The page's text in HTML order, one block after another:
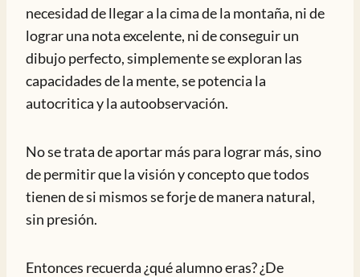
necesidad de llegar a la cima de la montaña, ni de
lograr una nota excelente, ni de conseguir un
dibujo perfecto, simplemente se exploran las
capacidades de la mente, se potencia la
autocritica y la autoobservación.
No se trata de aportar más para lograr más, sino
de permitir que la visión y concepto que todos
tienen de si mismos se forje de manera natural,
sin presión.
Entonces recuerda ¿qué alumno eras? ¿De